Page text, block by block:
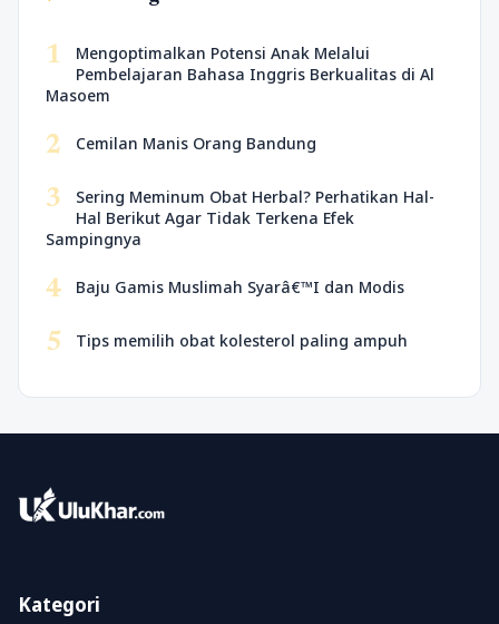
1
Mengoptimalkan Potensi Anak Melalui
Pembelajaran Bahasa Inggris Berkualitas di Al
Masoem
2 Cemilan Manis Orang Bandung
3
Sering Meminum Obat Herbal? Perhatikan Hal-
Hal Berikut Agar Tidak Terkena Efek
Sampingnya
4 Baju Gamis Muslimah Syarâ€™I dan Modis
5 Tips memilih obat kolesterol paling ampuh
Kategori